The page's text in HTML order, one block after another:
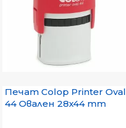
Печат Colop Printer Oval
44 Овален 28x44 mm